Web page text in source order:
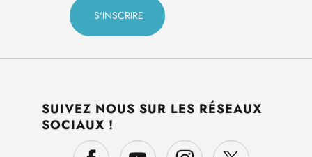
SUIVEZ NOUS SUR LES RÉSEAUX
SOCIAUX !